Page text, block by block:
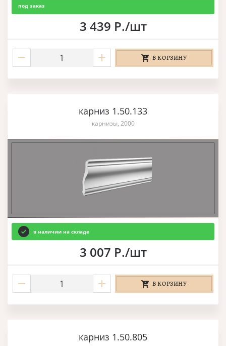
под заказ
3 439 Р./шт
В КОРЗИНУ
карниз 1.50.133
карнизы, 2000
в наличии на складе
3 007 Р./шт
В КОРЗИНУ
карниз 1.50.805